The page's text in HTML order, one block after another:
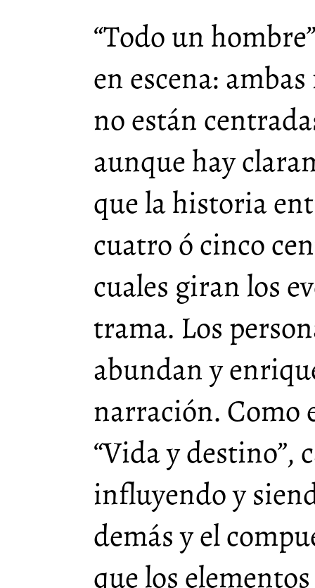
“Todo un
en escena:
no están
aunque hay
que la historia
cuatro ó cinco
cuales giran los
trama. Los
abundan y
narración. Como
“Vida y
influyendo y
demás y el
que los